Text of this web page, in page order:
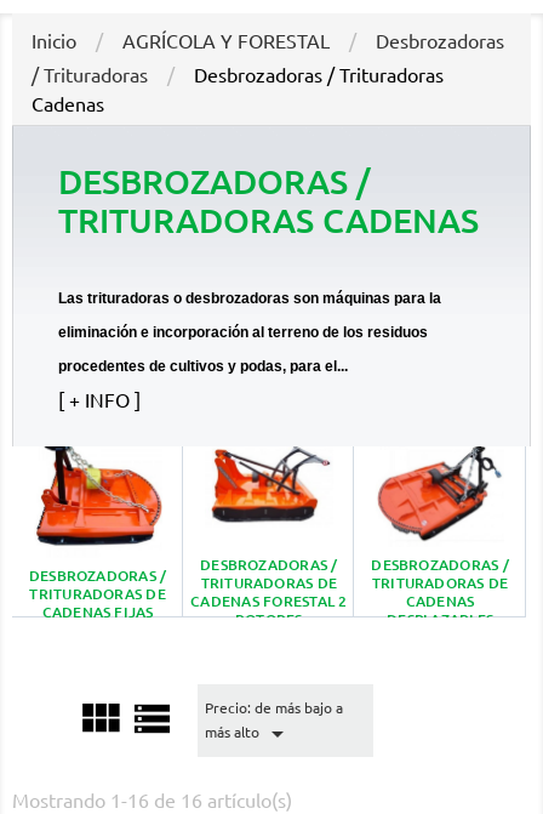
Inicio AGRÍCOLA Y FORESTAL
Desbrozadoras
/ Trituradoras
Desbrozadoras / Trituradoras
Cadenas
DESBROZADORAS /
TRITURADORAS CADENAS
Las trituradoras o desbrozadoras son máquinas para la
eliminación e incorporación al terreno de los residuos
procedentes de cultivos y podas, para el...
+ INFO
DESBROZADORAS /
TRITURADORAS DE
CADENAS FIJAS
DESBROZADORAS /
TRITURADORAS DE
CADENAS FORESTAL 2
ROTORES
DESBROZADORAS /
TRITURADORAS DE
CADENAS
DESPLAZABLES
 
Precio: de más bajo a
más alto

Mostrando 1-16 de 16 artículo(s)